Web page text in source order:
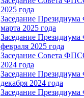
2025 года
Заседание
марта 2025 года
Заседание
февраля 2025 года
Заседание Совета
2024 года
Заседание
декабря 2024 года
Заседание